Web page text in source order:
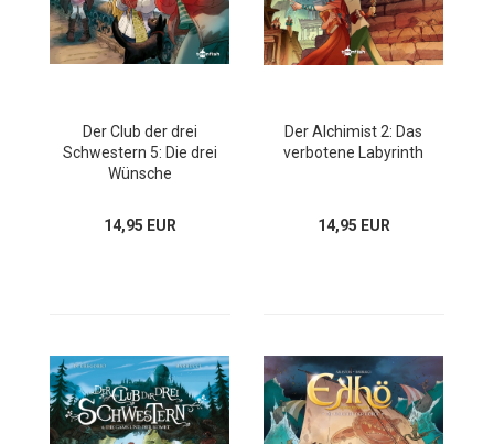
Der Club der drei
Schwestern 5: Die drei
Wünsche
14,95 EUR
Der Alchimist 2: Das
verbotene Labyrinth
14,95 EUR